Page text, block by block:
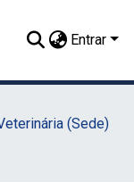
Entrar
(Sede)